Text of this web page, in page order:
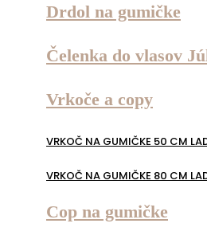
Drdol na gumičke
Čelenka do vlasov
Vrkoče a copy
VRKOČ NA GUMIČKE 50 CM
VRKOČ NA GUMIČKE 80 CM
Cop na gumičke